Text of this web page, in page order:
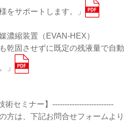
をサポートします。」
濃縮装置（EVAN-HEX）
乾固させずに既定の残液量で自動
」
術セミナー】-------------------------
方は、下記お問合せフォームより